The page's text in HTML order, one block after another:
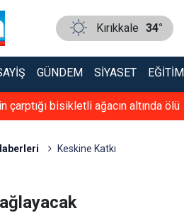
Kırıkkale 34°
GÜNDEM SIYASET EĞITIM
çarptığı bisikletli ağacın altında ölü
Keskine Katkı